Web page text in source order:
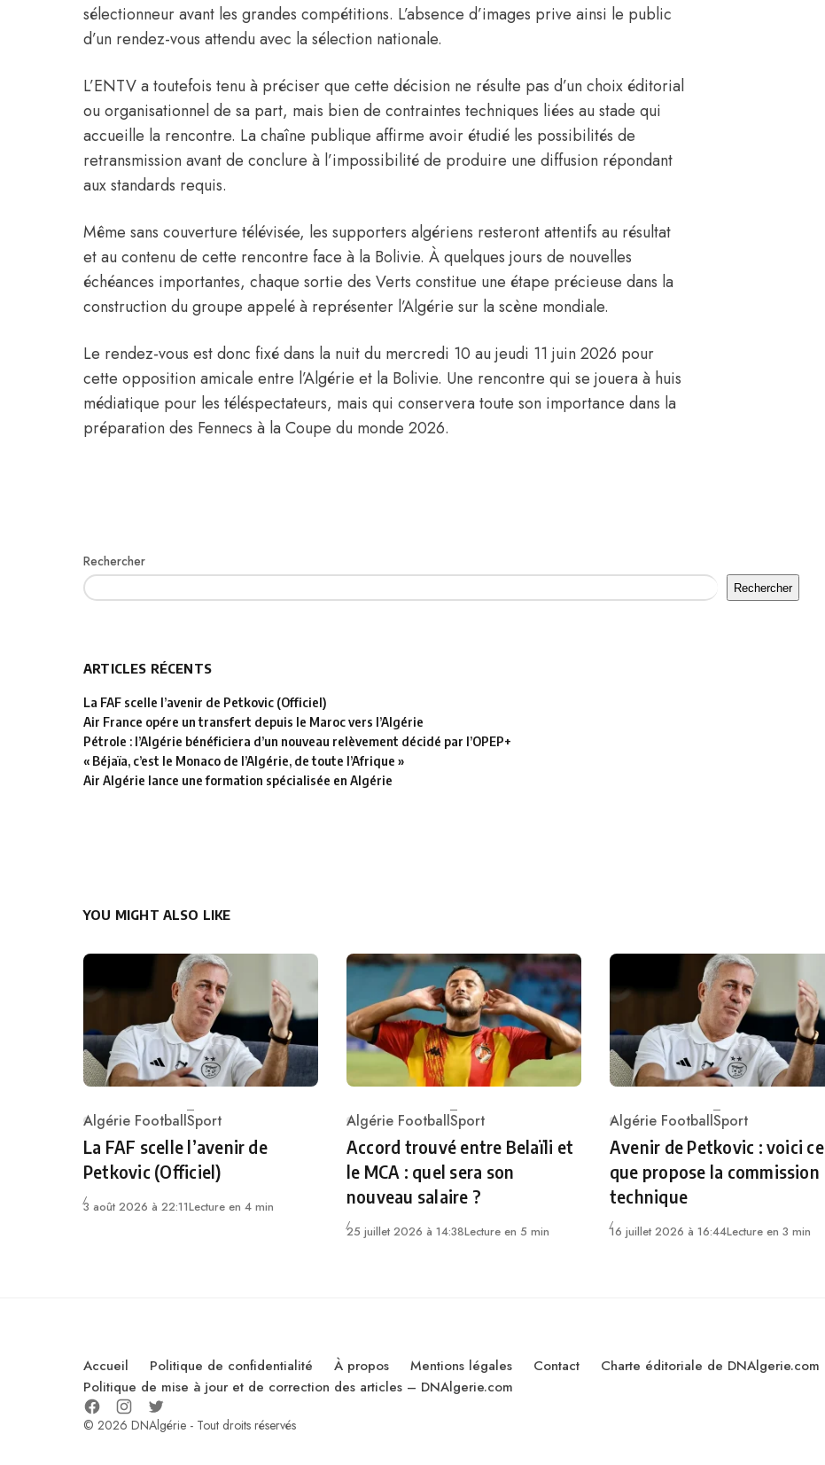
sélectionneur avant les grandes compétitions. L’absence d’images prive ainsi le public
d’un rendez-vous attendu avec la sélection nationale.
L’ENTV a toutefois tenu à préciser que cette décision ne résulte pas d’un choix éditorial
ou organisationnel de sa part, mais bien de contraintes techniques liées au stade qui
accueille la rencontre. La chaîne publique affirme avoir étudié les possibilités de
retransmission avant de conclure à l’impossibilité de produire une diffusion répondant
aux standards requis.
Même sans couverture télévisée, les supporters algériens resteront attentifs au résultat
et au contenu de cette rencontre face à la Bolivie. À quelques jours de nouvelles
échéances importantes, chaque sortie des Verts constitue une étape précieuse dans la
construction du groupe appelé à représenter l’Algérie sur la scène mondiale.
Le rendez-vous est donc fixé dans la nuit du mercredi 10 au jeudi 11 juin 2026 pour
cette opposition amicale entre l’Algérie et la Bolivie. Une rencontre qui se jouera à huis
médiatique pour les téléspectateurs, mais qui conservera toute son importance dans la
préparation des Fennecs à la Coupe du monde 2026.
Rechercher
Rechercher
ARTICLES RÉCENTS
La FAF scelle l’avenir de Petkovic (Officiel)
Air France opére un transfert depuis le Maroc vers l’Algérie
Pétrole : l’Algérie bénéficiera d’un nouveau relèvement décidé par l’OPEP+
« Béjaïa, c’est le Monaco de l’Algérie, de toute l’Afrique »
Air Algérie lance une formation spécialisée en Algérie
YOU MIGHT ALSO LIKE
Category
Algérie FootballSport
La FAF scelle l’avenir de
Petkovic (Officiel)
3 août 2026 à 22:11Lecture en 4 min
Category
Algérie FootballSport
Accord trouvé entre Belaïli et
le MCA : quel sera son
nouveau salaire ?
25 juillet 2026 à 14:38Lecture en 5 min
Category
Algérie FootballSport
Avenir de Petkovic : voici ce
que propose la commission
technique
16 juillet 2026 à 16:44Lecture en 3 min
Accueil Politique de confidentialité À propos Mentions légales Contact
Charte éditoriale de DNAlgerie.com
Politique de mise à jour et de correction des articles – DNAlgerie.com
© 2026 DNAlgérie - Tout droits réservés